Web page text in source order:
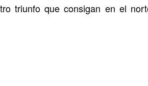
triunfo que consigan en el